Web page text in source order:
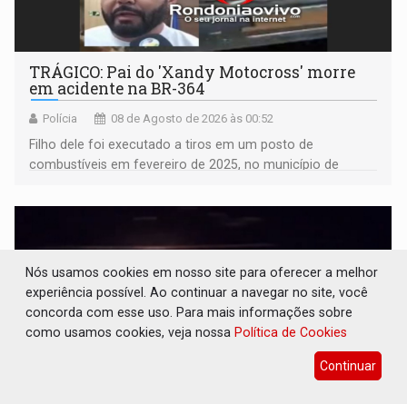
TRÁGICO: Pai do 'Xandy Motocross' morre
em acidente na BR-364
Polícia 08 de Agosto de 2026 às 00:52
Filho dele foi executado a tiros em um posto de
combustíveis em fevereiro de 2025, no município de
Nós usamos cookies em nosso site para oferecer a melhor
experiência possível. Ao continuar a navegar no site, você
concorda com esse uso. Para mais informações sobre
como usamos cookies, veja nossa Política de Cookies
Continuar